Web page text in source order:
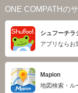
ONE COMPATHの
シュフーチラ
アプリならお
Mapion
地図検索・ル